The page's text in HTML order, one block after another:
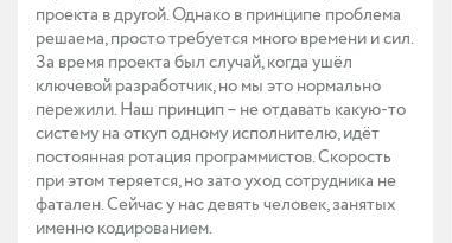
проекта в другой. Однако в принципе проблема
решаема, просто требуется много времени и сил.
За время проекта был случай, когда ушёл
ключевой разработчик, но мы это нормально
пережили. Наш принцип – не отдавать какую-то
систему на откуп одному исполнителю, идёт
постоянная ротация программистов. Скорость
при этом теряется, но зато уход сотрудника не
фатален. Сейчас у нас девять человек, занятых
именно кодированием.